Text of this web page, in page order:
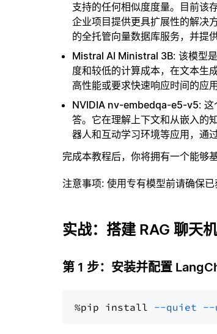
支持的任何相似度度量。目前该
企业项目提供更具扩展性的解决
的全托管向量数据库服务，并提
Mistral AI Ministral 3B: 该模型
度和较低的计算成本，在文本生
高性能或要求快速响应时间的应
NVIDIA nv-embedqa-e5-v5: 这
答。它在理解上下文和从嵌入的
器人和互动学习环境等应用，通
完成本教程后，你将拥有一个能够
注意事项: 使用专有模型前请确保已
实战：搭建 RAG 聊天
第 1 步：安装并配置
%pip install --quiet --